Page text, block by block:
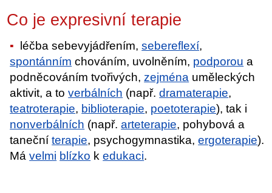
Co je expresivní terapie
léčba sebevyjádřením,sebereflexí,
spontánním chováním, uvolněním, podporou a
podněcováním tvořivých,zejména uměleckých
aktivit, a toverbálních (např.dramaterapie,
teatroterapie, biblioterapie, poetoterapie), tak i
nonverbálních (např.arteterapie, pohybová a
tanečníterapie, psychogymnastika,ergoterapie).
Mávelmi blízko kedukaci.